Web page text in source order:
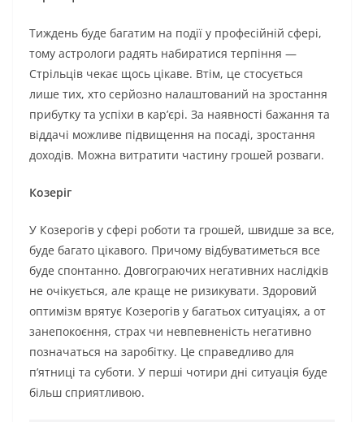
Тиждень буде багатим на події у професійній сфері,
тому астрологи радять набиратися терпіння —
Стрільців чекає щось цікаве. Втім, це стосується
лише тих, хто серйозно налаштований на зростання
прибутку та успіхи в кар’єрі. За наявності бажання та
віддачі можливе підвищення на посаді, зростання
доходів. Можна витратити частину грошей розваги.
Козеріг
У Козерогів у сфері роботи та грошей, швидше за все,
буде багато цікавого. Причому відбуватиметься все
буде спонтанно. Довгограючих негативних наслідків
не очікується, але краще не ризикувати. Здоровий
оптимізм врятує Козерогів у багатьох ситуаціях, а от
занепокоєння, страх чи невпевненість негативно
позначаться на заробітку. Це справедливо для
п’ятниці та суботи. У перші чотири дні ситуація буде
більш сприятливою.